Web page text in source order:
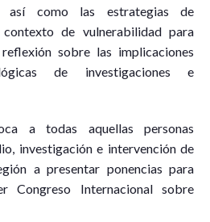
así como las estrategias de
de vulnerabilidad para
sobre las implicaciones
de investigaciones e
a todas aquellas personas
investigación e intervención de
a presentar ponencias para
Congreso Internacional sobre